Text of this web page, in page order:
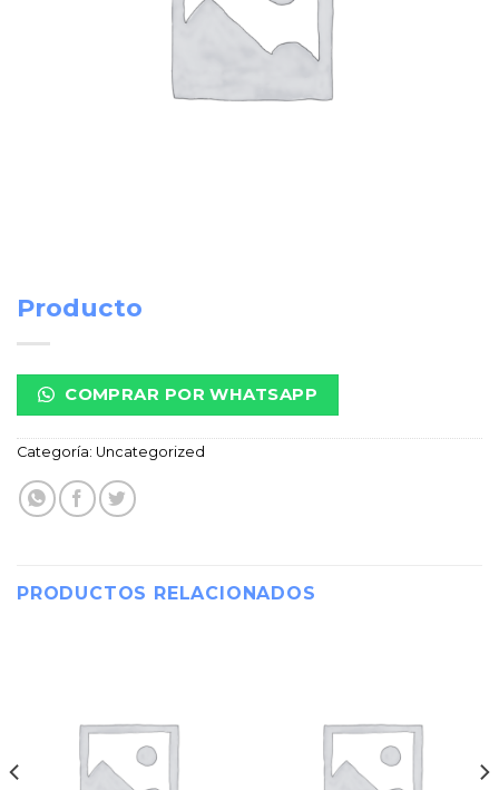
Producto
COMPRAR POR WHATSAPP
Categoría: Uncategorized
PRODUCTOS RELACIONADOS